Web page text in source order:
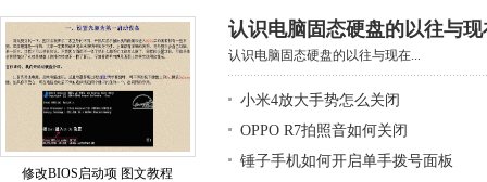
修改BIOS启动项 图文教程
认识电脑固态硬盘的以往与现
认识电脑固态硬盘的以往与现在...
小米4放大手势怎么关闭
OPPO R7拍照音如何关闭
锤子手机如何开启单手拨号面板